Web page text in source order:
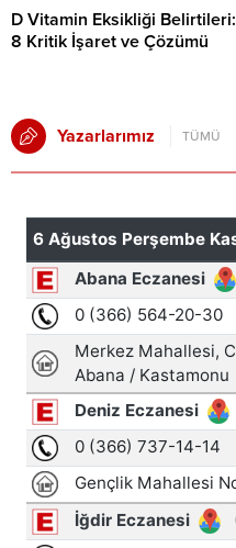
D Vitamin Eksikliği Belirtileri:
8 Kritik İşaret ve Çözümü
Yazarlarımız TÜMÜ